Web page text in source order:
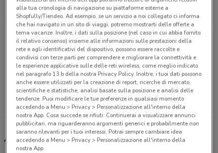
1.5 km
APERTO
Via Città Della Pieve 62 Roma
2 km
APERTO
Via Di San Tommaso D'Aquino, 114 Roma
2.1 km
APERTO
Tutti i negozi Todis
Altri volantini nelle vicinanze
alla tua cronologia di navigazione su piattaforme esterne a
Shopfully/Tiendeo. Ad esempio, se un servizio a noi collegato ci informa
che hai navigato in un sito di viaggi, potremo mostrarti delle offerte a
tema vacanze. Inoltre, i dati sulla posizione (nel caso in cui abbia fornito
il relativo consenso) insieme alle informazioni sulle prestazioni della
rete e agli identificativi del dispositivo, possono essere raccolte e
condivisi con terze parti per comprendere e migliorare la connettività e
le esperienze applicative sulle delle reti wireless, come meglio indicato
nel paragrafo 13.b della nostra Privacy Policy. Inoltre, i tuoi dati possono
anche essere utilizzati per la creazione di report, ricerche di mercato,
scientifiche e statistiche, analisi basate sulla posizione e analisi delle
tendenze. Puoi modificare le tue preferenze in qualsiasi momento
accedendo a Menu > Privacy > Personalizzazione all'interno della
nostra App. Cosa succede se rifiuti: Continuerai a visualizzare annunci
pubblicitari, ma riguarderanno argomenti generici e probabilmente non
saranno rilevanti per i tuoi interessi. Potrai sempre cambiare idea
accedendo a Menu > Privacy > Personalizzazione all'interno della
nostra App.